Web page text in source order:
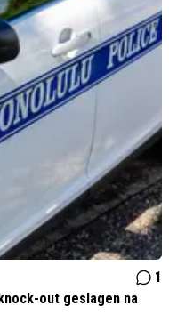
1
out geslagen na